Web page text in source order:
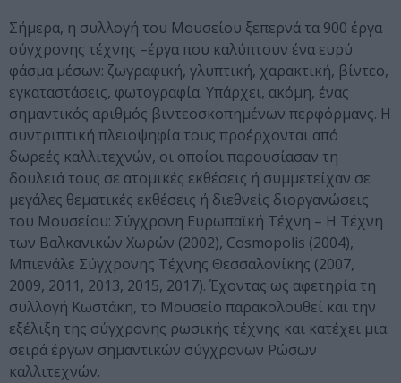
Σήμερα, η συλλογή του Μουσείου ξεπερνά τα 900 έργα
σύγχρονης τέχνης –έργα που καλύπτουν ένα ευρύ
φάσμα μέσων: ζωγραφική, γλυπτική, χαρακτική, βίντεο,
εγκαταστάσεις, φωτογραφία. Υπάρχει, ακόμη, ένας
σημαντικός αριθμός βιντεοσκοπημένων περφόρμανς. Η
συντριπτική πλειοψηφία τους προέρχονται από
δωρεές καλλιτεχνών, οι οποίοι παρουσίασαν τη
δουλειά τους σε ατομικές εκθέσεις ή συμμετείχαν σε
μεγάλες θεματικές εκθέσεις ή διεθνείς διοργανώσεις
του Μουσείου: Σύγχρονη Ευρωπαϊκή Τέχνη – Η Τέχνη
των Βαλκανικών Χωρών (2002), Cosmopolis (2004),
Μπιενάλε Σύγχρονης Τέχνης Θεσσαλονίκης (2007,
2009, 2011, 2013, 2015, 2017). Έχοντας ως αφετηρία τη
συλλογή Κωστάκη, το Μουσείο παρακολουθεί και την
εξέλιξη της σύγχρονης ρωσικής τέχνης και κατέχει μια
σειρά έργων σημαντικών σύγχρονων Ρώσων
καλλιτεχνών.